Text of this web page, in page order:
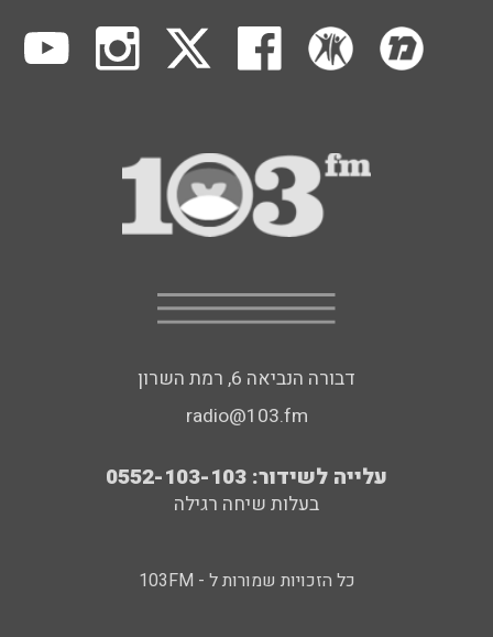
דבורה הנביאה 6, רמת השרון
radio@103.fm
עלייה לשידור: 0552-103-103
בעלות שיחה רגילה
כל הזכויות שמורות ל - 103FM